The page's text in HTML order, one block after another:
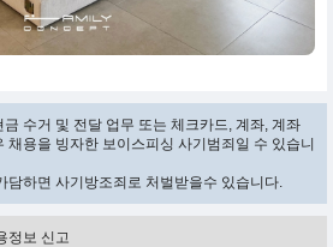
수거 및 전달 업무 또는 체크카드, 계좌, 계좌
채용을 빙자한 보이스피싱 사기범죄일 수 있습니
하면 사기방조죄로 처벌받을수 있습니다.
정보 신고